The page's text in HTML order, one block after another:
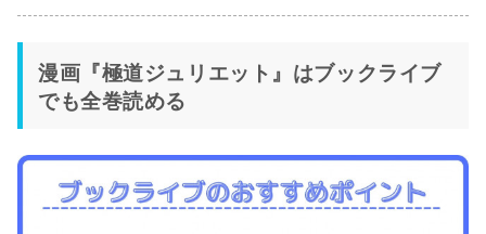
漫画『極道ジュリエット』はブックライブ
でも全巻読める